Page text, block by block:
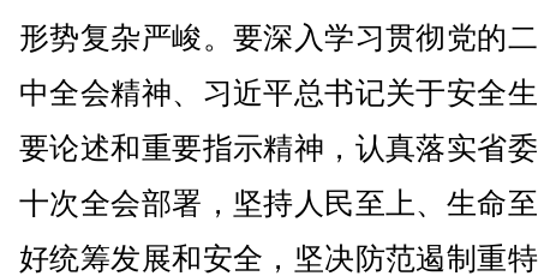
形势复杂严峻。要深入学习贯彻党的
中全会精神、习近平总书记关于安全
要论述和重要指示精神，认真落实省
十次全会部署，坚持人民至上、生命
好统筹发展和安全，坚决防范遏制重